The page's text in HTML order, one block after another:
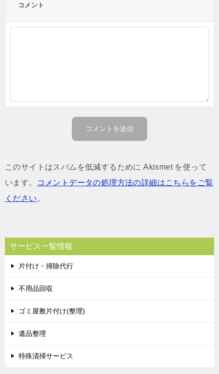
コメント
このサイトはスパムを低減するために Akismet を使って
います。
コメントデータの処理方法の詳細はこちらをご覧
ください 。
サービス一覧情報
片付け・掃除代行
不用品回収
ゴミ屋敷片付け(整理)
遺品整理
特殊清掃サービス